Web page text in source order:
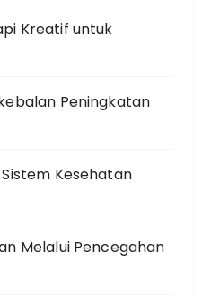
Kreatif untuk
Peningkatan
Kesehatan
Melalui Pencegahan